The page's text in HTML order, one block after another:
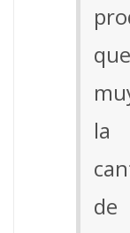
la